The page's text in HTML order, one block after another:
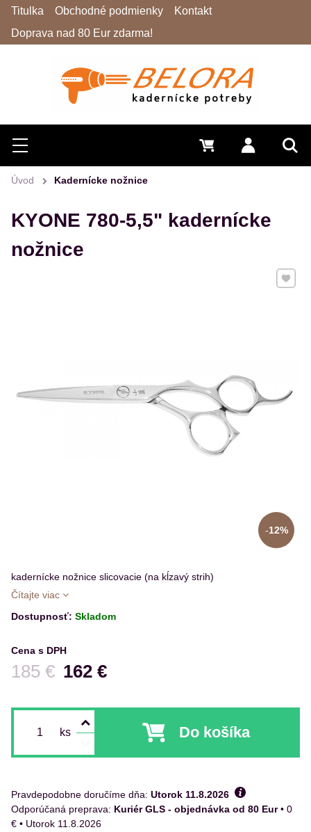
Hľadať
Menu Prihlásiť
0 €
Titulka Obchodné podmienky
Kontakt
Doprava nad 80 Eur zdarma!
Úvod Kadernícke nožnice
KYONE 780-5,5" kadernícke
nožnice
kadernícke nožnice slicovacie (na kĺzavý strih)
Čítajte viac
12%
Pridať
Dostupnosť: Skladom
Cena s DPH
162 €
Pred zľavou:
185 €
ks Do košíka
Pravdepodobne doručíme dňa: Utorok 11.8.2026
Kuriér GLS - objednávka od 80 Eur• 0
€ • Utorok 11.8.2026